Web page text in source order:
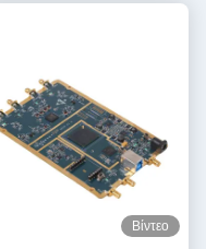
Βίντεο